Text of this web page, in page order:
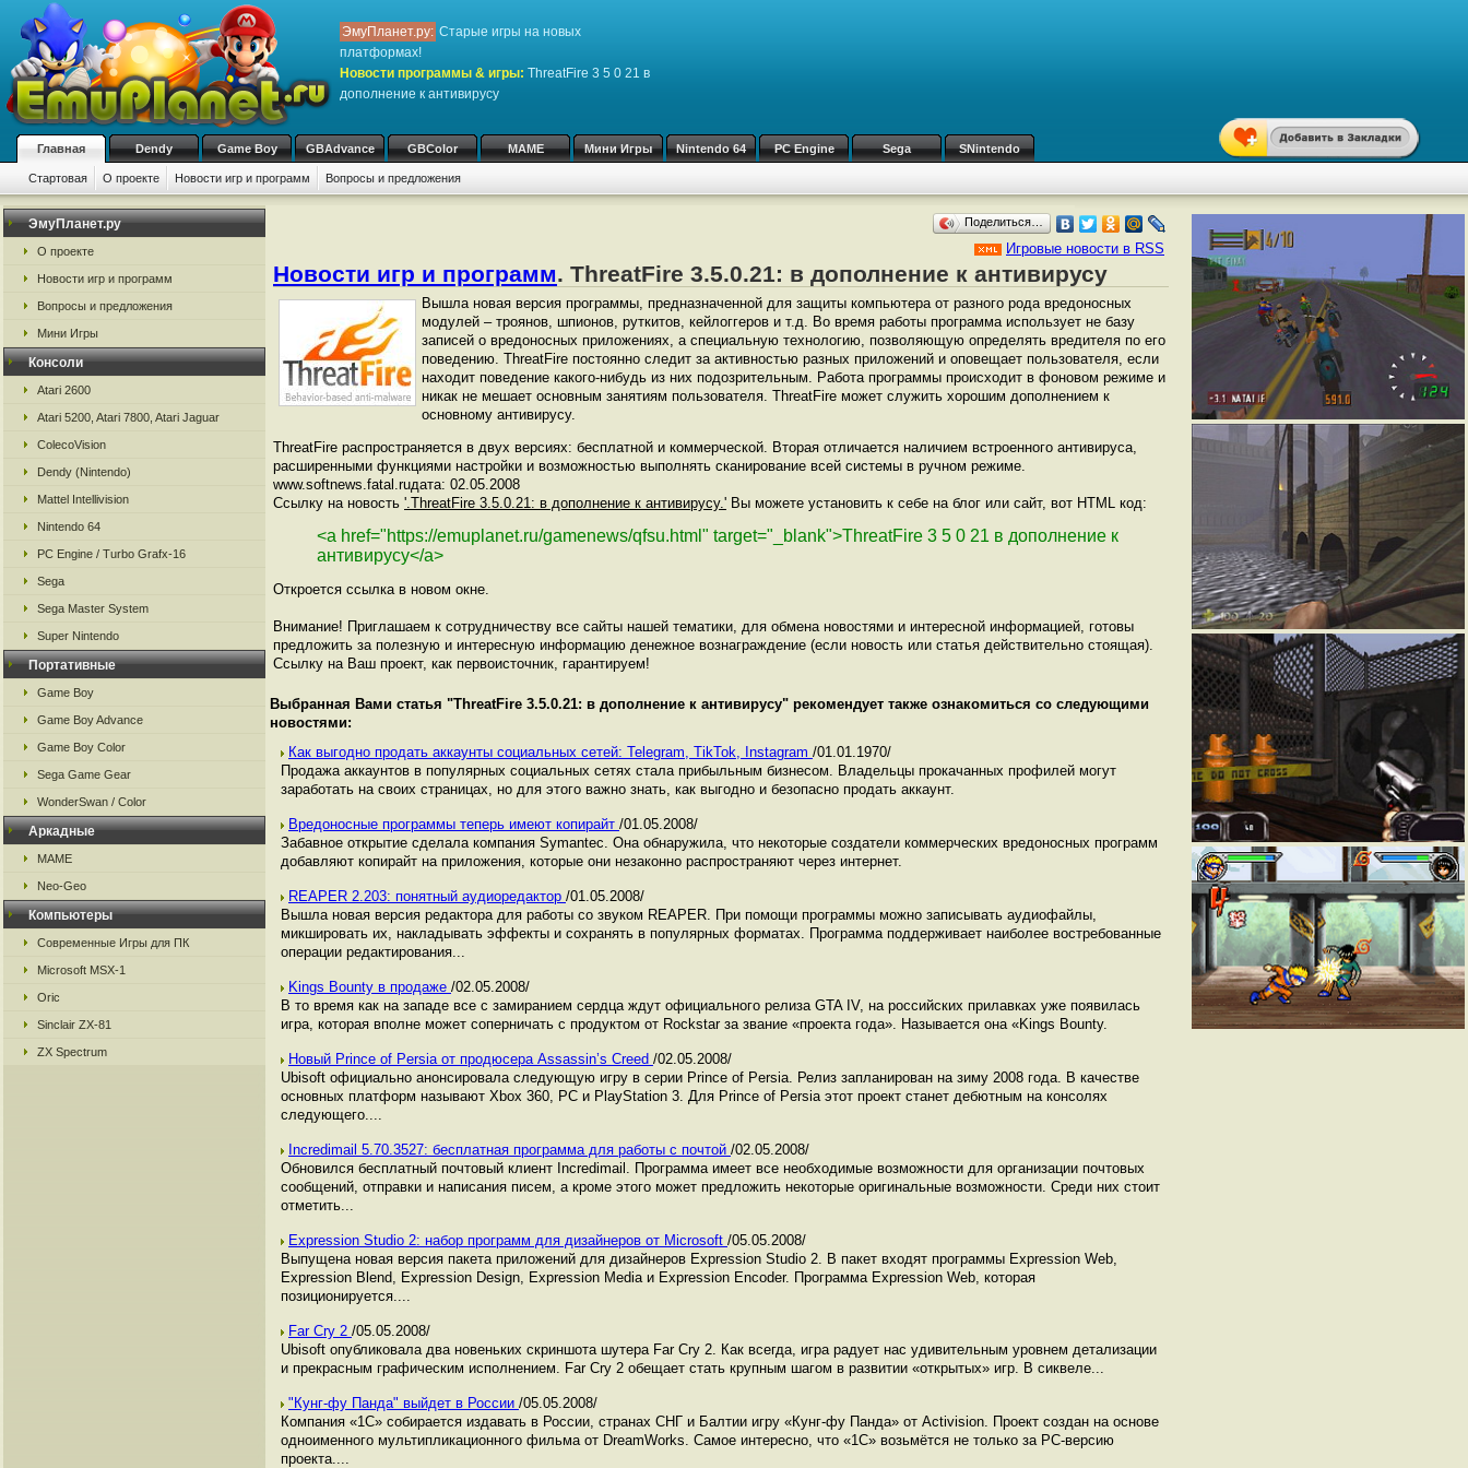
ЭмуПланет.ру: Старые игры на новых
платформах!
Новости программы & игры: ThreatFire 3 5 0 21 в
дополнение к антивирусу
Главная Dendy Game Boy GBAdvance GBColor MAME Мини Игры Nintendo 64 PC Engine Sega SNintendo
Стартовая О проекте Новости игр и программ Вопросы и предложения
ЭмуПланет.ру
О проекте
Новости игр и программ
Вопросы и предложения
Мини Игры
Консоли
Atari 2600
Atari 5200, Atari 7800, Atari Jaguar
ColecoVision
Dendy (Nintendo)
Mattel Intellivision
Nintendo 64
PC Engine / Turbo Grafx-16
Sega
Sega Master System
Super Nintendo
Портативные
Game Boy
Game Boy Advance
Game Boy Color
Sega Game Gear
WonderSwan / Color
Аркадные
MAME
Neo-Geo
Компьютеры
Современные Игры для ПК
Microsoft MSX-1
Oric
Sinclair ZX-81
ZX Spectrum
Поделиться…
Игровые новости в RSS
Новости игр и программ. ThreatFire 3.5.0.21: в дополнение к антивирусу
Вышла новая версия программы, предназначенной для защиты компьютера от разного рода вредоносных
модулей – троянов, шпионов, руткитов, кейлоггеров и т.д. Во время работы программа использует не базу
записей о вредоносных приложениях, а специальную технологию, позволяющую определять вредителя по его
поведению. ThreatFire постоянно следит за активностью разных приложений и оповещает пользователя, если
находит поведение какого-нибудь из них подозрительным. Работа программы происходит в фоновом режиме и
никак не мешает основным занятиям пользователя. ThreatFire может служить хорошим дополнением к
основному антивирусу.
ThreatFire распространяется в двух версиях: бесплатной и коммерческой. Вторая отличается наличием встроенного антивируса,
расширенными функциями настройки и возможностью выполнять сканирование всей системы в ручном режиме.
www.softnews.fatal.ruдата: 02.05.2008
Ссылку на новость '.ThreatFire 3.5.0.21: в дополнение к антивирусу.' Вы можете установить к себе на блог или сайт, вот HTML код:
<a href="https://emuplanet.ru/gamenews/qfsu.html" target="_blank">ThreatFire 3 5 0 21 в дополнение к
антивирусу</a>
Откроется ссылка в новом окне.
Внимание! Приглашаем к сотрудничеству все сайты нашей тематики, для обмена новостями и интересной информацией, готовы
предложить за полезную и интересную информацию денежное вознаграждение (если новость или статья действительно стоящая).
Ссылку на Ваш проект, как первоисточник, гарантируем!
Выбранная Вами статья "ThreatFire 3.5.0.21: в дополнение к антивирусу" рекомендует также ознакомиться со следующими
новостями:
Как выгодно продать аккаунты социальных сетей: Telegram, TikTok, Instagram /01.01.1970/
Продажа аккаунтов в популярных социальных сетях стала прибыльным бизнесом. Владельцы прокачанных профилей могут
заработать на своих страницах, но для этого важно знать, как выгодно и безопасно продать аккаунт.
Вредоносные программы теперь имеют копирайт /01.05.2008/
Забавное открытие сделала компания Symantec. Она обнаружила, что некоторые создатели коммерческих вредоносных программ
добавляют копирайт на приложения, которые они незаконно распространяют через интернет.
REAPER 2.203: понятный аудиоредактор /01.05.2008/
Вышла новая версия редактора для работы со звуком REAPER. При помощи программы можно записывать аудиофайлы,
микшировать их, накладывать эффекты и сохранять в популярных форматах. Программа поддерживает наиболее востребованные
операции редактирования...
Kings Bounty в продаже /02.05.2008/
В то время как на западе все с замиранием сердца ждут официального релиза GTA IV, на российских прилавках уже появилась
игра, которая вполне может соперничать с продуктом от Rockstar за звание «проекта года». Называется она «Kings Bounty.
Новый Prince of Persia от продюсера Assassin’s Creed /02.05.2008/
Ubisoft официально анонсировала следующую игру в серии Prince of Persia. Релиз запланирован на зиму 2008 года. В качестве
основных платформ называют Xbox 360, PC и PlayStation 3. Для Prince of Persia этот проект станет дебютным на консолях
следующего....
Incredimail 5.70.3527: бесплатная программа для работы с почтой /02.05.2008/
Обновился бесплатный почтовый клиент Incredimail. Программа имеет все необходимые возможности для организации почтовых
сообщений, отправки и написания писем, а кроме этого может предложить некоторые оригинальные возможности. Среди них стоит
отметить...
Expression Studio 2: набор программ для дизайнеров от Microsoft /05.05.2008/
Выпущена новая версия пакета приложений для дизайнеров Expression Studio 2. В пакет входят программы Expression Web,
Expression Blend, Expression Design, Expression Media и Expression Encoder. Программа Expression Web, которая
позиционируется....
Far Cry 2 /05.05.2008/
Ubisoft опубликовала два новеньких скриншота шутера Far Cry 2. Как всегда, игра радует нас удивительным уровнем детализации
и прекрасным графическим исполнением. Far Cry 2 обещает стать крупным шагом в развитии «открытых» игр. В сиквеле...
"Кунг-фу Панда" выйдет в России /05.05.2008/
Компания «1С» собирается издавать в России, странах СНГ и Балтии игру «Кунг-фу Панда» от Activision. Проект создан на основе
одноименного мультипликационного фильма от DreamWorks. Самое интересно, что «1С» возьмётся не только за РС-версию
проекта....